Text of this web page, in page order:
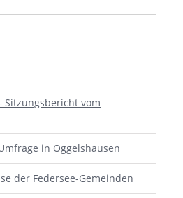
Sitzungsbericht vom
in Oggelshausen
der Federsee-Gemeinden